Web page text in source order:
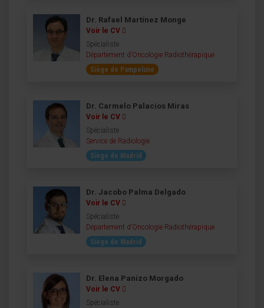
Dr. Rafael Martínez Monge
Voir le CV
Spécialiste
Département d’Oncologie Radiothérapique
Siège de Pampelune
Dr. Carmelo Palacios Miras
Voir le CV
Spécialiste
Service de Radiologie
Siège de Madrid
Dr. Jacobo Palma Delgado
Voir le CV
Spécialiste
Département d’Oncologie Radiothérapique
Siège de Madrid
Dr. Elena Panizo Morgado
Voir le CV
Spécialiste